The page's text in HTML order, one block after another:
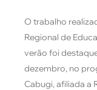
O trabalho
Regional de
verão foi
dezembro, no
Cabugi, afiliada a